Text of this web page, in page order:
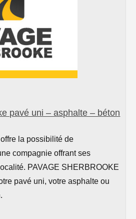
pavé uni – asphalte – béton
la possibilité de
compagnie offrant ses
PAVAGE SHERBROOKE
pavé uni, votre asphalte ou